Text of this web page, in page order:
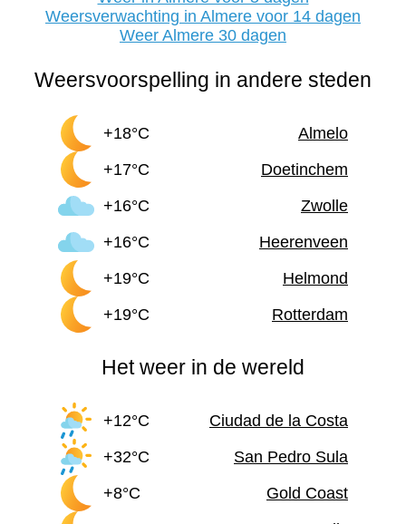
Weersverwachting in Almere voor 14 dagen
Weer Almere 30 dagen
Weersvoorspelling in andere steden
+18°C
Almelo
+17°C
Doetinchem
+16°C
Zwolle
+16°C
Heerenveen
+19°C
Helmond
+19°C
Rotterdam
Het weer in de wereld
+12°C
Ciudad de la Costa
+32°C
San Pedro Sula
+8°C
Gold Coast